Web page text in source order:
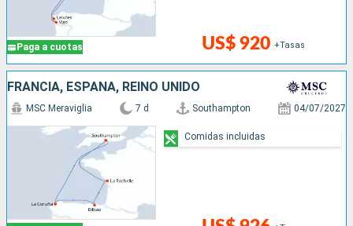
Paga a cuotas US$ 920 +Tasas
FRANCIA, ESPAÑA, REINO UNIDO
MSC Meraviglia 7 d Southampton 04/07/2027
Comidas incluidas